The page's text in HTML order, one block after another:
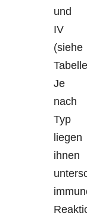
und
IV
(siehe
Je
nach
Typ
liegen
ihnen